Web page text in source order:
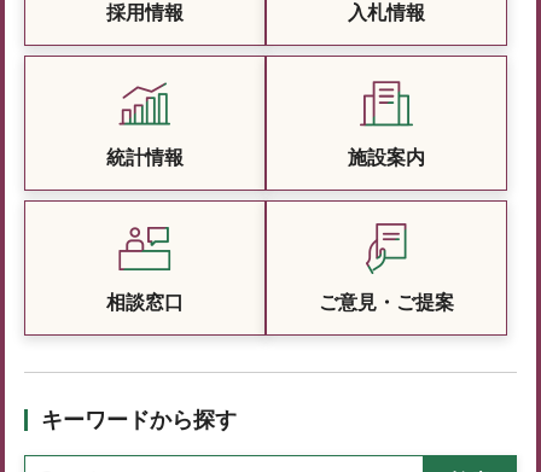
採用情報 入札情報
統計情報 施設案内
相談窓口 ご意見・ご提案
キーワードから探す